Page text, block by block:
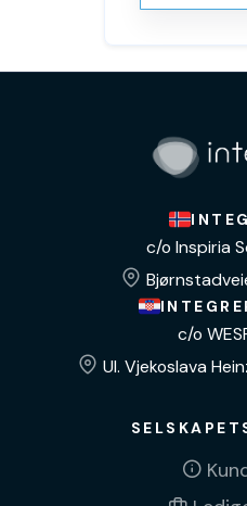
c/o Inspiria
c/o
Ul. Vjekoslava